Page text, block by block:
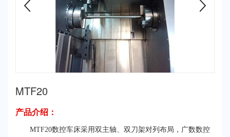
MTF20
产品介绍：
MTF20数控车床采用双主轴、双刀架对列布局，广数数控